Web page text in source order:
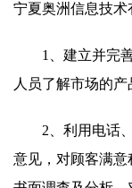
宁夏奥洲信息技术
1、建立并完
人员了解市场的产
2、利用电话
意见，对顾客满